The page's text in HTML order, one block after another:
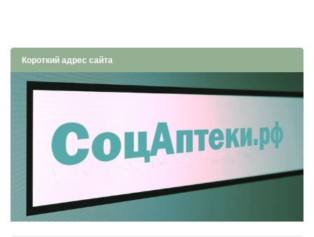
Короткий адрес сайта